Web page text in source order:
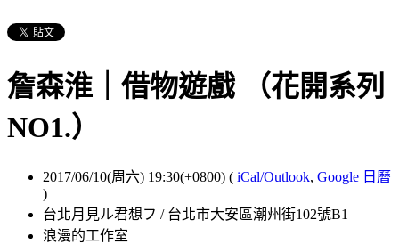
詹森淮｜借物遊戲 （花開系列
NO1.）
2017/06/10(周六) 19:30(+0800) ( iCal/Outlook, Google 日曆
)
台北月見ル君想フ / 台北市大安區潮州街102號B1
浪漫的工作室